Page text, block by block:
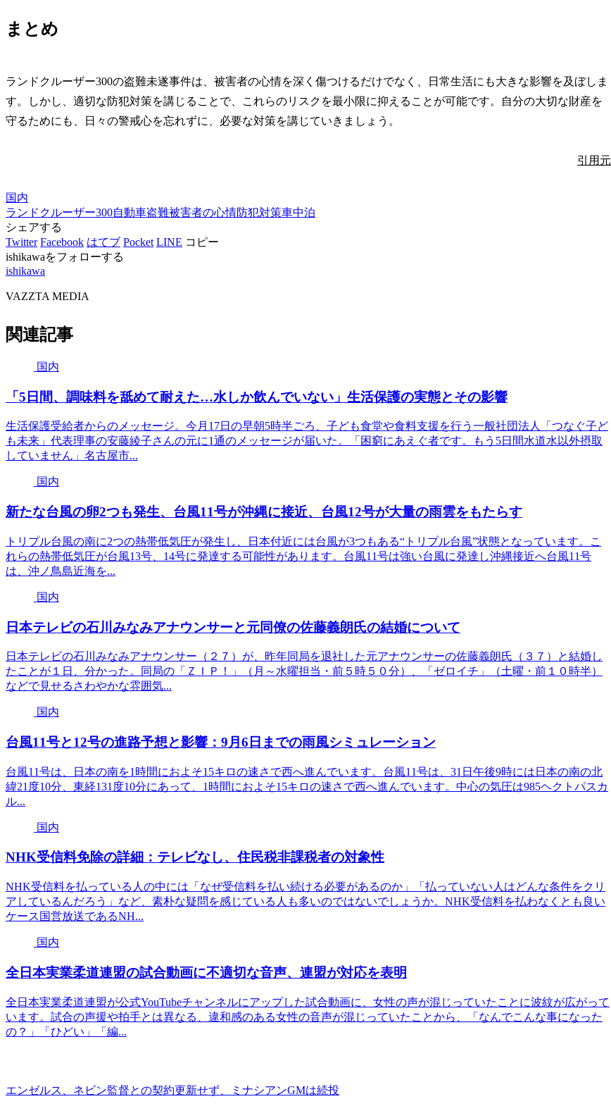
まとめ
ランドクルーザー300の盗難未遂事件は、被害者の心情を深く傷つけるだけでなく、日常生活にも大きな影響を及ぼしま
す。しかし、適切な防犯対策を講じることで、これらのリスクを最小限に抑えることが可能です。自分の大切な財産を
守るためにも、日々の警戒心を忘れずに、必要な対策を講じていきましょう。
引用元
国内
ランドクルーザー300自動車盗難被害者の心情防犯対策車中泊
シェアする
Twitter Facebook はてブ Pocket LINE コピー
ishikawaをフォローする
ishikawa
VAZZTA MEDIA
関連記事
国内
「5日間、調味料を舐めて耐えた…水しか飲んでいない」生活保護の実態とその影響
生活保護受給者からのメッセージ。今月17日の早朝5時半ごろ、子ども食堂や食料支援を行う一般社団法人「つなぐ子ど
も未来」代表理事の安藤綾子さんの元に1通のメッセージが届いた。「困窮にあえぐ者です。もう5日間水道水以外摂取
していません」名古屋市...
国内
新たな台風の卵2つも発生、台風11号が沖縄に接近、台風12号が大量の雨雲をもたらす
トリプル台風の南に2つの熱帯低気圧が発生し、日本付近には台風が3つもある“トリプル台風”状態となっています。こ
れらの熱帯低気圧が台風13号、14号に発達する可能性があります。台風11号は強い台風に発達し沖縄接近へ台風11号
は、沖ノ鳥島近海を...
国内
日本テレビの石川みなみアナウンサーと元同僚の佐藤義朗氏の結婚について
日本テレビの石川みなみアナウンサー（２７）が、昨年同局を退社した元アナウンサーの佐藤義朗氏（３７）と結婚し
たことが１日、分かった。同局の「ＺＩＰ！」（月～水曜担当・前５時５０分）、「ゼロイチ」（土曜・前１０時半）
などで見せるさわやかな雰囲気...
国内
台風11号と12号の進路予想と影響：9月6日までの雨風シミュレーション
台風11号は、日本の南を1時間におよそ15キロの速さで西へ進んでいます。台風11号は、31日午後9時には日本の南の北
緯21度10分、東経131度10分にあって、1時間におよそ15キロの速さで西へ進んでいます。中心の気圧は985ヘクトパスカ
ル...
国内
NHK受信料免除の詳細：テレビなし、住民税非課税者の対象性
NHK受信料を払っている人の中には「なぜ受信料を払い続ける必要があるのか」「払っていない人はどんな条件をクリ
アしているんだろう」など、素朴な疑問を感じている人も多いのではないでしょうか。NHK受信料を払わなくとも良い
ケース国営放送であるNH...
国内
全日本実業柔道連盟の試合動画に不適切な音声、連盟が対応を表明
全日本実業柔道連盟が公式YouTubeチャンネルにアップした試合動画に、女性の声が混じっていたことに波紋が広がって
います。試合の声援や拍手とは異なる、違和感のある女性の音声が混じっていたことから、「なんでこんな事になった
の？」「ひどい」「編...
エンゼルス、ネビン監督との契約更新せず、ミナシアンGMは続投